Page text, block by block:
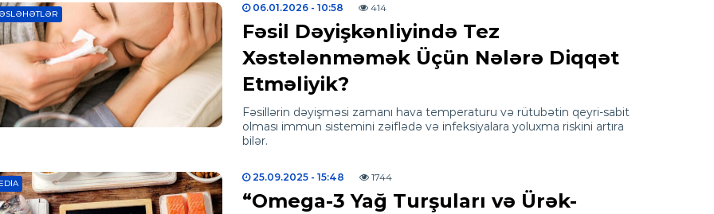
06.01.2026 - 10:58 414
Fəsil Dəyişkənliyində Tez
Xəstələnməmək Üçün Nələrə Diqqət
Etməliyik?
Fəsillərin dəyişməsi zamanı hava temperaturu və rütubətin qeyri-sabit
olması immun sistemini zəiflədə və infeksiyalara yoluxma riskini artıra
bilər.
25.09.2025 - 15:48 1744
“Omega-3 Yağ Turşuları və Ürək-